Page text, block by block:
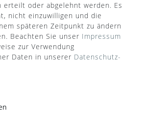
Händlerbunds garantiert Ihnen
größtmöglichen
zurück-Garantie bei Nicht-
erteilt oder abgelehnt werden. Es
nicht einzuwilligen und die
späteren Zeitpunkt zu ändern
Beachten Sie unser Impressum
zur Verwendung
Daten in unserer Daten­schutz­